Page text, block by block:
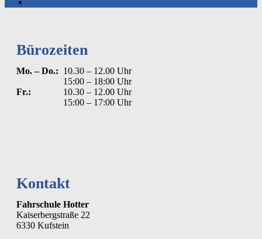
Bürozeiten
Mo. – Do.: 10.30 – 12.00 Uhr
15:00 – 18:00 Uhr
Fr.:
10.30 – 12.00 Uhr
15:00 – 17:00 Uhr
Kontakt
Fahrschule Hotter
Kaiserbergstraße 22
6330 Kufstein